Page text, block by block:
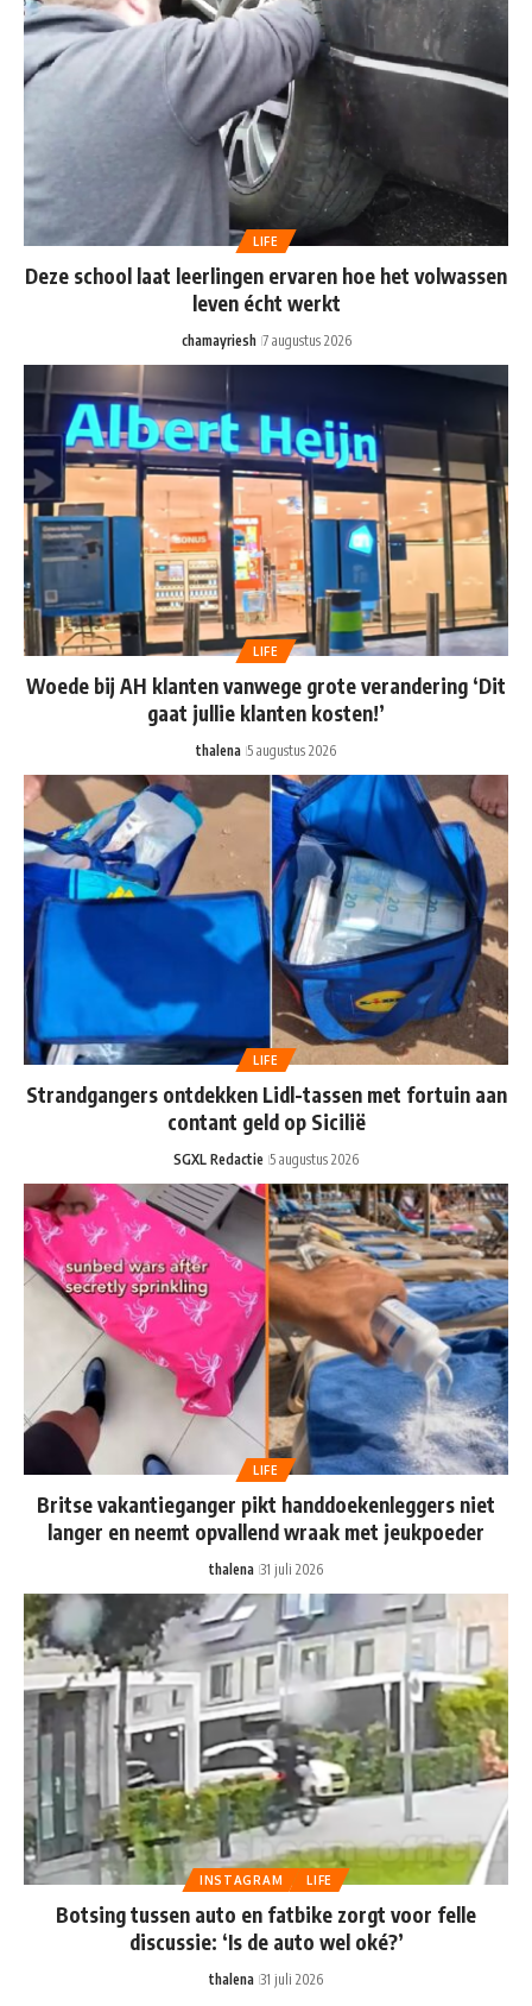
LIFE
Deze school laat leerlingen ervaren hoe het volwassen
leven écht werkt
chamayriesh 7 augustus 2026
LIFE
Woede bij AH klanten vanwege grote verandering ‘Dit
gaat jullie klanten kosten!’
thalena 5 augustus 2026
LIFE
Strandgangers ontdekken Lidl-tassen met fortuin aan
contant geld op Sicilië
SGXL Redactie 5 augustus 2026
LIFE
Britse vakantieganger pikt handdoekenleggers niet
langer en neemt opvallend wraak met jeukpoeder
thalena 31 juli 2026
INSTAGRAM LIFE
Botsing tussen auto en fatbike zorgt voor felle
discussie: ‘Is de auto wel oké?’
thalena 31 juli 2026